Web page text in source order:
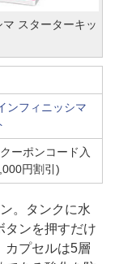
スターターキッ
ンフィニッシマ
ーポンコード入
円割引)
。タンクに水
タンを押すだけ
カプセルは5層